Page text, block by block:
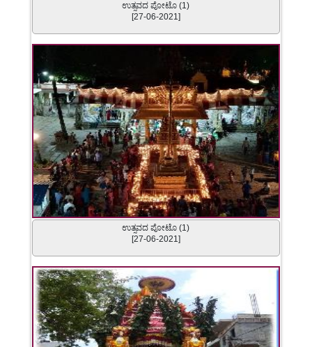
ಉತ್ಸವದ ಪೋಟೊ (1)
[27-06-2021]
ಉತ್ಸವದ ಪೋಟೊ (1)
[27-06-2021]